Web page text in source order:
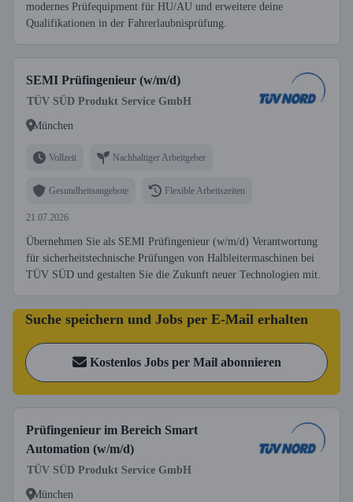
modernes Prüfequipment für HU/AU und erweitere deine
Qualifikationen in der Fahrerlaubnisprüfung.
SEMI Prüfingenieur (w/m/d)
TÜV SÜD Produkt Service GmbH
München
Vollzeit Nachhaltiger Arbeitgeber
Gesundheitsangebote Flexible Arbeitszeiten
21.07.2026
Übernehmen Sie als SEMI Prüfingenieur (w/m/d) Verantwortung
für sicherheitstechnische Prüfungen von Halbleitermaschinen bei
TÜV SÜD und gestalten Sie die Zukunft neuer Technologien mit.
Suche speichern und Jobs per E-Mail erhalten
Kostenlos Jobs per Mail abonnieren
Prüfingenieur im Bereich Smart
Automation (w/m/d)
TÜV SÜD Produkt Service GmbH
München